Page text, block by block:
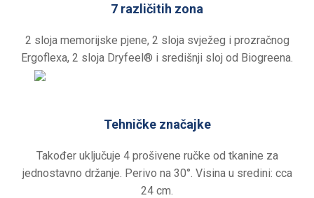
7 različitih zona
2 sloja memorijske pjene, 2 sloja svježeg i prozračnog
Ergoflexa, 2 sloja Dryfeel® i središnji sloj od Biogreena.
Tehničke značajke
Također uključuje 4 prošivene ručke od tkanine za
jednostavno držanje. Perivo na 30°. Visina u sredini: cca
24 cm.